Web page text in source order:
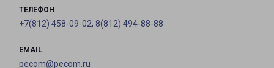
ТЕЛЕФОН
+7(812) 458-09-02, 8(812) 494-88-88
EMAIL
pecom@pecom.ru